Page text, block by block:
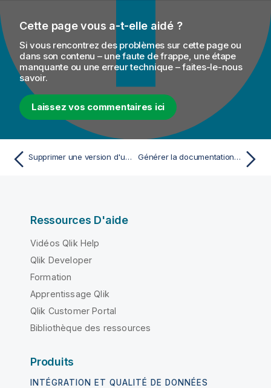
Cette page vous a-t-elle aidé ?
Si vous rencontrez des problèmes sur cette page ou
dans son contenu – une faute de frappe, une étape
manquante ou une erreur technique – faites-le-nous
savoir.
Laissez vos commentaires ici
Supprimer une version d'un Job ou d'une Route Générer la documentation HTML
Ressources D'aide
Vidéos Qlik Help
Qlik Developer
Formation
Apprentissage Qlik
Qlik Customer Portal
Bibliothèque des ressources
Produits
INTÉGRATION ET QUALITÉ DE DONNÉES